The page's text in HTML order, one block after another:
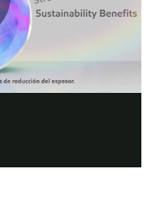
Exceed S. La
Mucho, y muy